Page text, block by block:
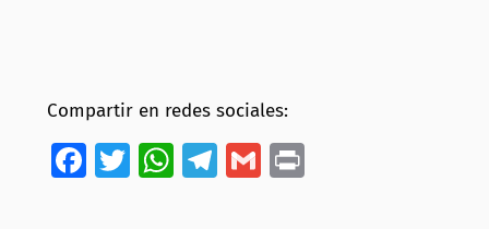
Compartir en redes sociales:
Facebook
Twitter
WhatsApp
Telegram
GmailPrint